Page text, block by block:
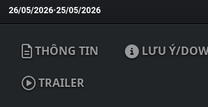
26/05/2026•25/05/2026
THÔNG TIN LƯU Ý/
TRAILER